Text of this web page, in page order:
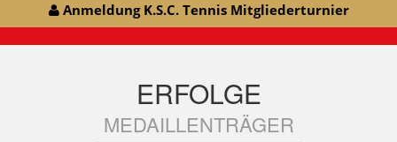
Anmeldung K.S.C. Tennis Mitgliederturnier
ERFOLGE
MEDAILLENTRÄGER